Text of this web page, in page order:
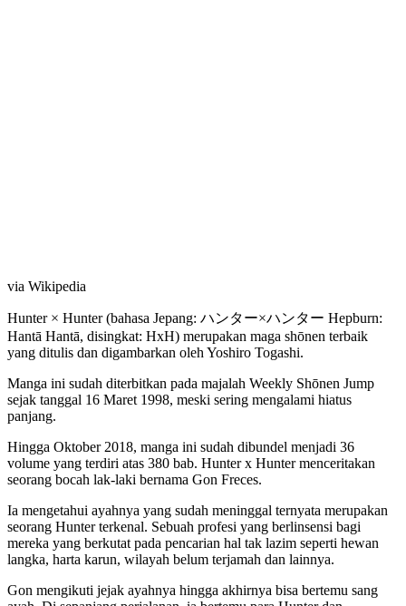
via Wikipedia
Hunter × Hunter (bahasa Jepang: ハンター×ハンター Hepburn:
Hantā Hantā, disingkat: HxH) merupakan maga shōnen terbaik
yang ditulis dan digambarkan oleh Yoshiro Togashi.
Manga ini sudah diterbitkan pada majalah Weekly Shōnen Jump
sejak tanggal 16 Maret 1998, meski sering mengalami hiatus
panjang.
Hingga Oktober 2018, manga ini sudah dibundel menjadi 36
volume yang terdiri atas 380 bab. Hunter x Hunter menceritakan
seorang bocah lak-laki bernama Gon Freces.
Ia mengetahui ayahnya yang sudah meninggal ternyata merupakan
seorang Hunter terkenal. Sebuah profesi yang berlinsensi bagi
mereka yang berkutat pada pencarian hal tak lazim seperti hewan
langka, harta karun, wilayah belum terjamah dan lainnya.
Gon mengikuti jejak ayahnya hingga akhirnya bisa bertemu sang